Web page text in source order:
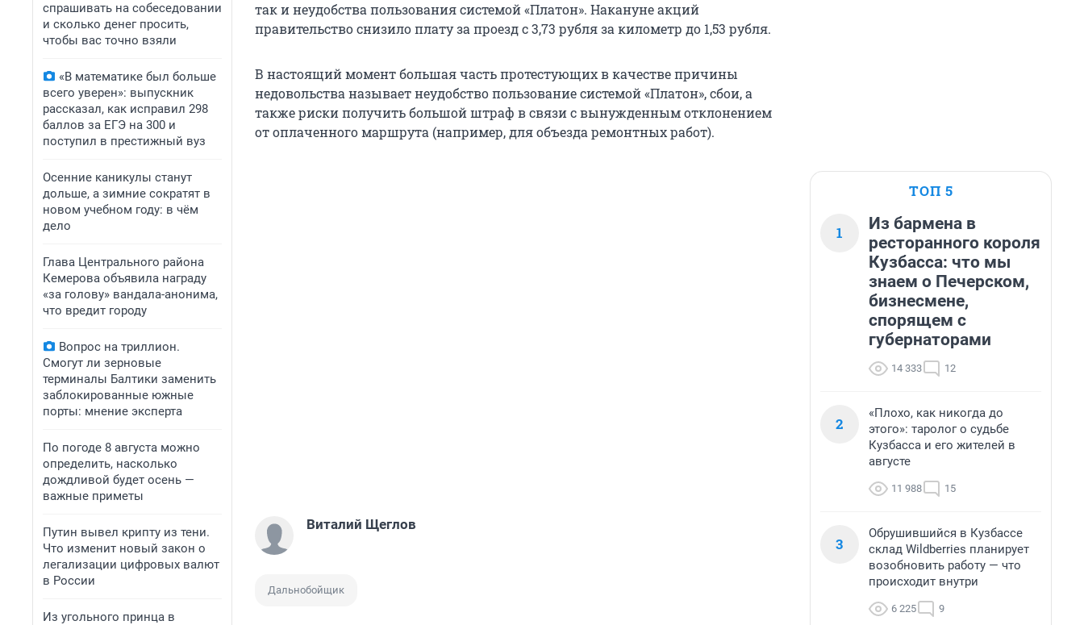
спрашивать на собеседовании
и сколько денег просить,
чтобы вас точно взяли
«В математике был больше
всего уверен»: выпускник
рассказал, как исправил 298
баллов за ЕГЭ на 300 и
поступил в престижный вуз
Осенние каникулы станут
дольше, а зимние сократят в
новом учебном году: в чём
дело
Глава Центрального района
Кемерова объявила награду
«за голову» вандала-анонима,
что вредит городу
Вопрос на триллион.
Смогут ли зерновые
терминалы Балтики заменить
заблокированные южные
порты: мнение эксперта
По погоде 8 августа можно
определить, насколько
дождливой будет осень —
важные приметы
Путин вывел крипту из тени.
Что изменит новый закон о
легализации цифровых валют
в России
Из угольного принца в
так и неудобства пользования системой «Платон». Накануне акций
правительство снизило плату за проезд с 3,73 рубля за километр до 1,53 рубля.
В настоящий момент большая часть протестующих в качестве причины
недовольства называет неудобство пользование системой «Платон», сбои, а
также риски получить большой штраф в связи с вынужденным отклонением
от оплаченного маршрута (например, для объезда ремонтных работ).
Виталий Щеглов
Дальнобойщик
ТОП 5
1
Из бармена в
ресторанного короля
Кузбасса: что мы
знаем о Печерском,
бизнесмене,
спорящем с
губернаторами
14 333 12
2
«Плохо, как никогда до
этого»: таролог о судьбе
Кузбасса и его жителей в
августе
11 988 15
3
Обрушившийся в Кузбассе
склад Wildberries планирует
возобновить работу — что
происходит внутри
6 225 9